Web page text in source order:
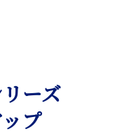
ーズ
プ